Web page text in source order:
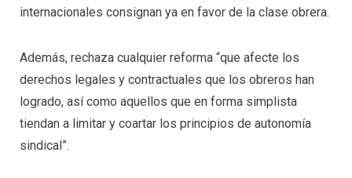
internacionales consignan ya en favor de la clase obrera.
Además, rechaza cualquier reforma “que afecte los
derechos legales y contractuales que los obreros han
logrado, así como aquellos que en forma simplista
tiendan a limitar y coartar los principios de autonomía
sindical”.